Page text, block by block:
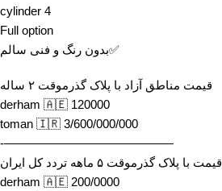
4 cylinder
Full option
✅بدون رنگ و فنی سالم
قیمت مناطق آزاد با پلاک گذرموقت ٢ ساله
120000 derham 🇦🇪
3/600/000/000 toman 🇮🇷
——————————————-
قیمت با پلاک گذرموقت ۵ ماهه تردد کل ایران
200/0000 derham 🇦🇪